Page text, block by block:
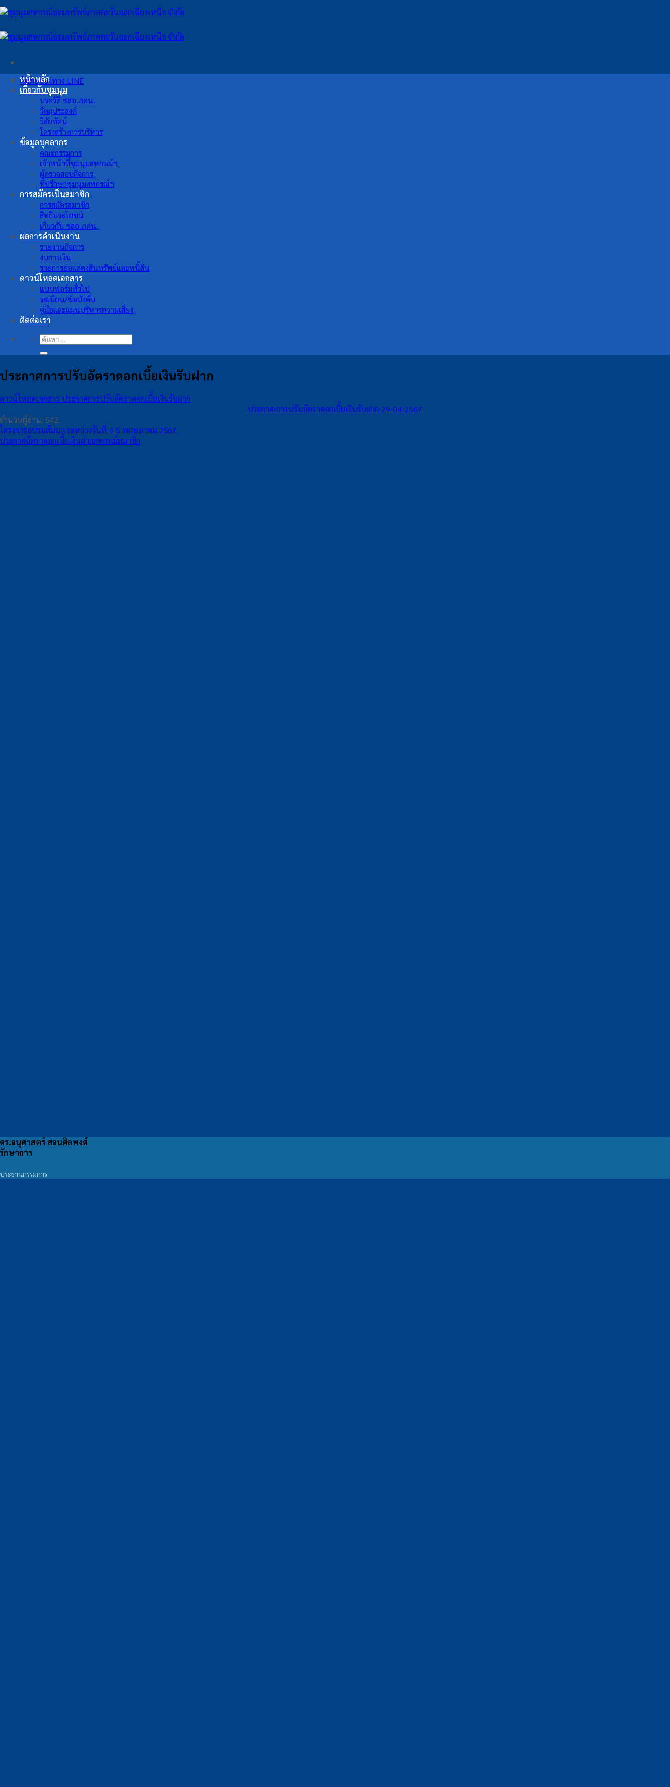
ข้าม
ไป
เนื้อหา
ติดต่อช่องทาง LINE
หน้าหลัก
เกี่ยวกับชุมนุม
ประวัติ ชสอ.ภตน.
วัตถุประสงค์
วิสัยทัศน์
โครงสร้างการบริหาร
ข้อมูลบุคลากร
คณะกรรมการ
เจ้าหน้าที่ชุมนุมสหกรณ์ฯ
ผู้ตรวจสอบกิจการ
ที่ปรึกษาชุมนุมสหกรณ์ฯ
การสมัครเป็นสมาชิก
การสมัครสมาชิก
สิทธิประโยชน์
เกี่ยวกับ ชสอ.ภตน.
ผลการดำเนินงาน
รายงานกิจการ
งบการเงิน
รายการย่อแสดงสินทรัพย์และหนี้สิน
ดาวน์โหลดเอกสาร
แบบฟอร์มทั่วไป
ระเบียบ/ข้อบังคับ
คู่มือและแผนบริหารความเสี่ยง
ติดต่อเรา
ค้นหา:
ประกาศการปรับอัตราดอกเบี้ยเงินรับฝาก
ดาวน์โหลดเอกสาร ประกาศการปรับอัตราดอกเบี้ยเงินรับฝาก
ประกาศ-การปรับอัตราดอกเบี้ยเงินรับฝาก-29-04-2567
จำนวนผู้อ่าน: 542
โครงการอบรมสัมนา ระหว่างวันที่ 4-5 พฤษภาคม 2567
ประกาศอัตราดอกเบี้ยเงินฝากสหกรณ์สมาชิก
ดร.อนุศาสตร์ สอนศิลพงศ์
รักษาการ
ประธานกรรมการ